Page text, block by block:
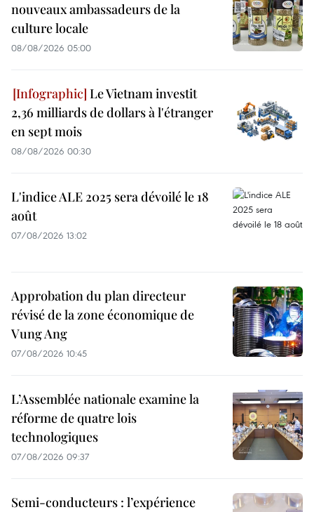
nouveaux ambassadeurs de la
culture locale
08/08/2026 05:00
Le Vietnam investit
2,36 milliards de dollars à l'étranger
en sept mois
08/08/2026 00:30
L'indice ALE 2025 sera dévoilé le 18
août
07/08/2026 13:02
Approbation du plan directeur
révisé de la zone économique de
Vung Ang
07/08/2026 10:45
L’Assemblée nationale examine la
réforme de quatre lois
technologiques
07/08/2026 09:37
Semi-conducteurs : l’expérience